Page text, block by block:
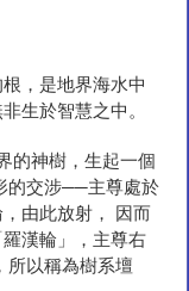
，是地界海水中
生於智慧之中。
的神樹，生起一個
的交涉──主尊處於
由此放射， 因而
漢輪」，主尊右
所以稱為樹系壇